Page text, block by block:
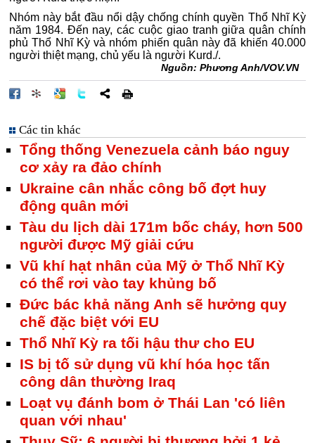
Nhóm này bắt đầu nổi dậy chống chính quyền Thổ Nhĩ Kỳ
năm 1984. Đến nay, các cuộc giao tranh giữa quân chính
phủ Thổ Nhĩ Kỳ và nhóm phiến quân này đã khiến 40.000
người thiệt mạng, chủ yếu là người Kurd./.
Nguồn: Phương Anh/VOV.VN
Các tin khác
Tổng thống Venezuela cảnh báo nguy
cơ xảy ra đảo chính
Ukraine cân nhắc công bố đợt huy
động quân mới
Tàu du lịch dài 171m bốc cháy, hơn 500
người được Mỹ giải cứu
Vũ khí hạt nhân của Mỹ ở Thổ Nhĩ Kỳ
có thể rơi vào tay khủng bố
Đức bác khả năng Anh sẽ hưởng quy
chế đặc biệt với EU
Thổ Nhĩ Kỳ ra tối hậu thư cho EU
IS bị tố sử dụng vũ khí hóa học tấn
công dân thường Iraq
Loạt vụ đánh bom ở Thái Lan 'có liên
quan với nhau'